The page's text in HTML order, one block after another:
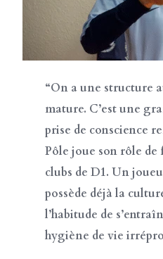
“On a une structure
mature. C’est une
prise de conscience
Pôle joue son rôle
clubs de D1. Un
possède déjà la
l’habitude de
hygiène de vie